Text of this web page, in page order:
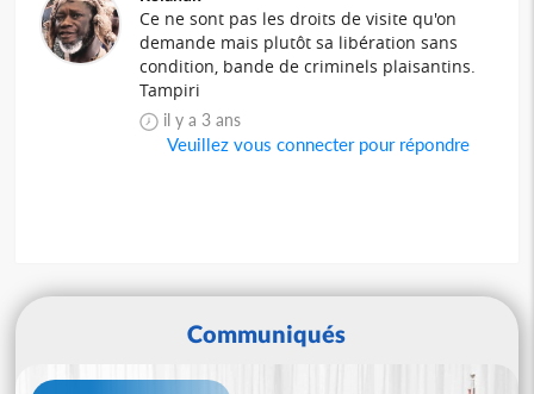
Ce ne sont pas les droits de visite qu'on
demande mais plutôt sa libération sans
condition, bande de criminels plaisantins.
Tampiri
il y a 3 ans
Veuillez vous connecter pour répondre
Communiqués